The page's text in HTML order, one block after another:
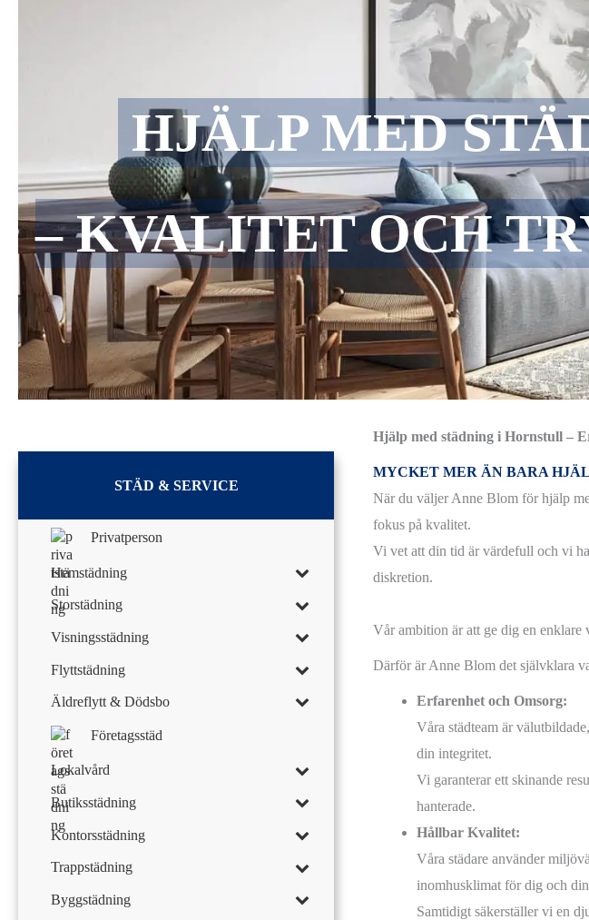
HJÄLP MED
– KVALITET OCH
STÄD & SERVICE
Privatperson
Hemstädning
Storstädning
Visningsstädning
Flyttstädning
Äldreflytt & Dödsbo
Företagsstäd
Lokalvård
Butiksstädning
Kontorsstädning
Trappstädning
Byggstädning
Hjälp med städning i Hornstull –
MYCKET MER ÄN BARA
När du väljer Anne Blom för hjälp
fokus på kvalitet.
Vi vet att din tid är värdefull och vi
diskretion.
Vår ambition är att ge dig en
Därför är Anne Blom det självklara
Erfarenhet och Omsorg:
Våra städteam är
din integritet.
Vi garanterar ett skinande
hanterade.
Hållbar Kvalitet:
Våra städare använder
inomhusklimat för dig och
Samtidigt säkerställer vi en